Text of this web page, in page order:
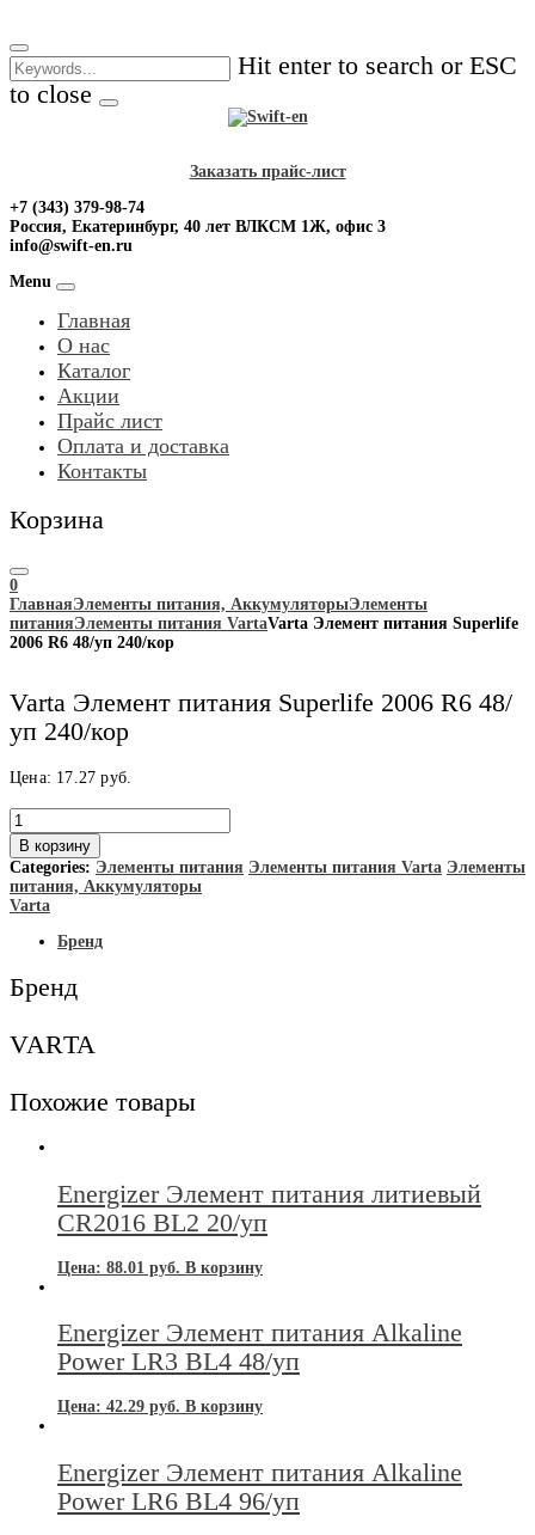
to
content
Hit enter to search or ESC
to close
Заказать прайс-лист
+7 (343) 379-98-74
Россия, Екатеринбург, 40 лет ВЛКСМ 1Ж, офис 3
info@swift-en.ru
Menu
Главная
О нас
Каталог
Акции
Прайс лист
Оплата и доставка
Контакты
Корзина
0
ГлавнаяЭлементы питания, АккумуляторыЭлементы
питанияЭлементы питания VartaVarta Элемент питания Superlife
2006 R6 48/уп 240/кор
Varta Элемент питания Superlife 2006 R6 48/
уп 240/кор
Цена: 17.27 руб.
Количество
товара
Varta
Элемент
питания
Superlife
уп
240/
В корзину
Categories: Элементы питания Элементы питания Varta Элементы
питания, Аккумуляторы
Varta
Бренд
Бренд
VARTA
Похожие товары
Energizer Элемент питания литиевый
CR2016 BL2 20/уп
Цена: 88.01 руб. В корзину
Energizer Элемент питания Alkaline
Power LR3 BL4 48/уп
Цена: 42.29 руб. В корзину
Energizer Элемент питания Alkaline
Power LR6 BL4 96/уп